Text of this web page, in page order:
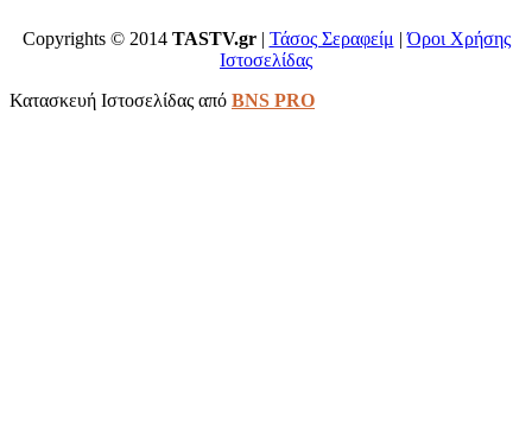
Copyrights © 2014 TASTV.gr| Τάσος Σεραφείμ |Όροι Χρήσης
Ιστοσελίδας
Κατασκευή Ιστοσελίδας από BNS PRO